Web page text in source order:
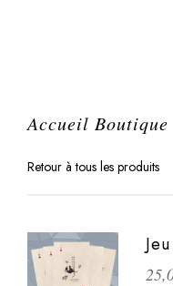
Accueil Boutique
Retour à tous les produits